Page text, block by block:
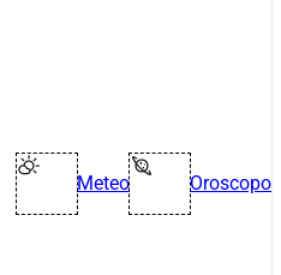
Meteo Oroscopo